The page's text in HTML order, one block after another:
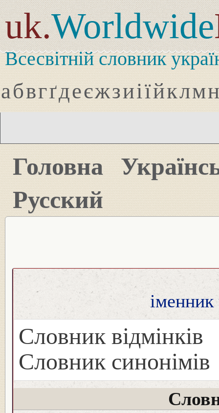
uk.Worldwide
Всесвітній словник
абвгґдеєжзиіїйклмн
Головна
Русский
іменник
Словник відмінків
Словник синонімів